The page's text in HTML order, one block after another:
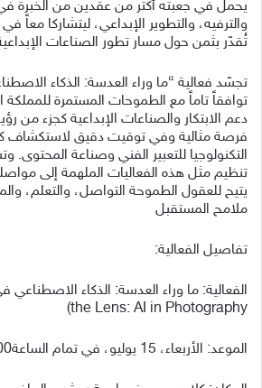
يحمل في جعبته أكثر من عقدين من الخبرة في
والترفيه، والتطوير الإبداعي، ليتشاركا معاً
تُقدّر بثمن حول مسار تطور الصناعات
تجسّد فعالية “ما وراء العدسة: الذكاء
توافقاً تاماً مع الطموحات المستمرة للمملكة
فرصة مثالية وفي توقيت دقيق لاستكشاف
التكنولوجيا للتعبير الفني وصناعة المحتوى.
تنظيم مثل هذه الفعاليات الملهمة إلى
يتيح للعقول الطموحة التواصل، والتعلم،
ملامح المستقبل
تفاصيل الفعالية:
the Lens: AI in Photography)
الموعد: الأربعاء، 15 يوليو، في تمام الساعة7:00 مساءً